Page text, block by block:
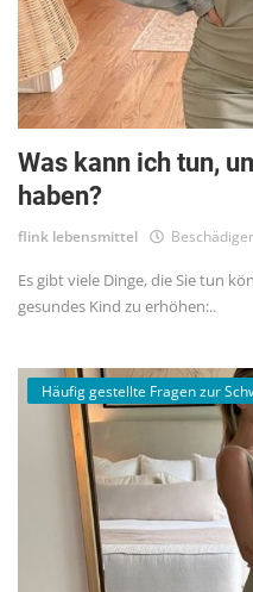
Was kann ich tun,
haben?
flink lebensmittel
Es gibt viele Dinge, die Sie tun
gesundes Kind zu erhöhen:..
Häufig gestellte Fragen zur